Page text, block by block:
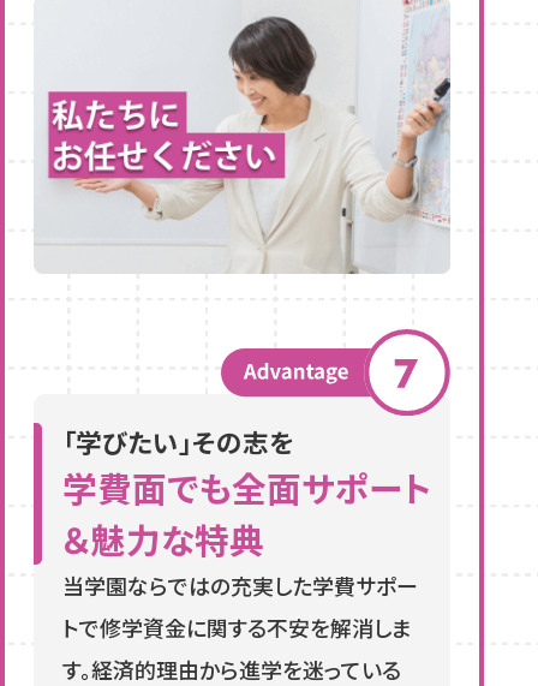
「学びたい」その志を
学費面でも全面サポート
＆魅力な特典
当学園ならではの充実した学費サポー
トで修学資金に関する不安を解消しま
す。経済的理由から進学を迷っている